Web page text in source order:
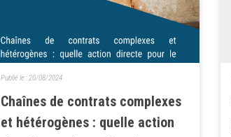
Chaînes de contrats complexes
et hétérogènes : quelle action
Publié le :20/08/2024